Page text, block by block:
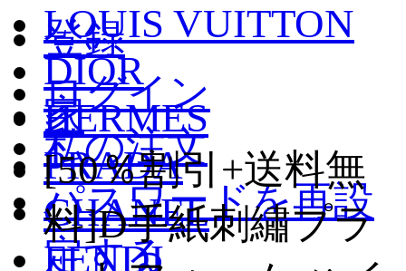
登録
ログイン
私の注文
パスワードを再設
定する
LOUIS VUITTON
DIOR
HERMES
PRADA
CHANEL
FENDI
家
[50％割引+送料無
料]D手紙刺繡プラ